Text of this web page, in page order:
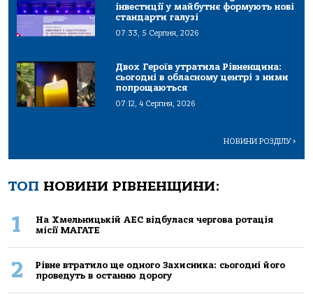
інвестиції у майбутнє формують нові
стандарти галузі
07:33, 5 Серпня, 2026
Двох Героїв утратила Рівненщина:
сьогодні в обласному центрі з ними
попрощаються
07:12, 4 Серпня, 2026
НОВИНИ РОЗДІЛУ>
ТОП НОВИНИ РІВНЕНЩИНИ:
1
На Хмельницькій АЕС відбулася чергова ротація
місії МАГАТЕ
2
Рівне втратило ще одного Захисника: сьогодні його
проведуть в останню дорогу